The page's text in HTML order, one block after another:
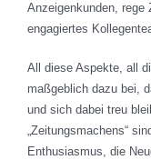
Anzeigenkunden, rege
engagiertes
All diese Aspekte, all
maßgeblich dazu bei,
und sich dabei treu
„Zeitungsmachens“
Enthusiasmus, die